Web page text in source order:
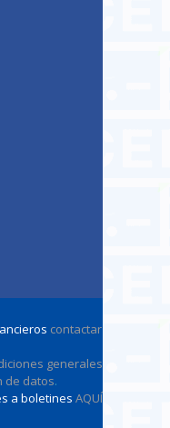
contactar
generales
de datos.
a boletines AQUÍ